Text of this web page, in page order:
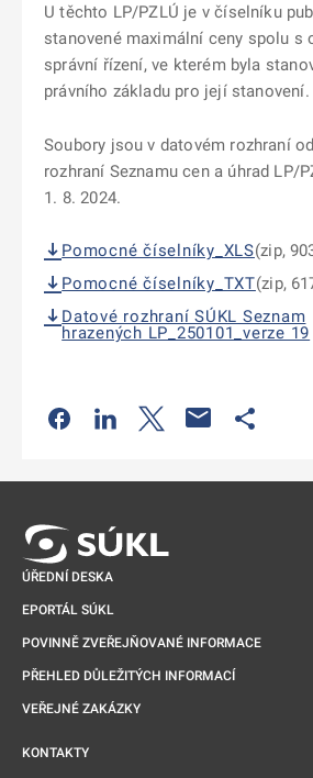
U těchto LP/PZLÚ je v číselníku
stanovené maximální ceny spolu s
správní řízení, ve kterém byla
právního základu pro její stanovení.
Soubory jsou v datovém rozhraní
rozhraní Seznamu cen a úhrad LP/
1. 8. 2024.
Pomocné číselníky_XLS(zip,
Pomocné číselníky_TXT(zip,
Datové rozhraní SÚKL Seznam
hrazených LP_250101_verze 19
Odkaz se otevře na nové kartě
Odkaz se otevře na
Odkaz se otevře
ÚŘEDNÍ DESKA
EPORTÁL SÚKL
POVINNĚ ZVEŘEJŇOVANÉ INFORMACE
PŘEHLED DŮLEŽITÝCH INFORMACÍ
VEŘEJNÉ ZAKÁZKY
KONTAKTY